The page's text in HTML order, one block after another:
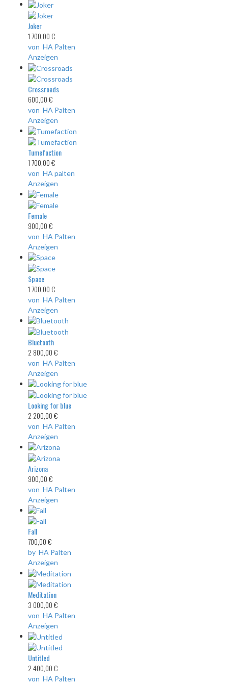
Joker
1 700,00 €
von HA Palten
Anzeigen
Crossroads
600,00 €
von HA Palten
Anzeigen
Tumefaction
1 700,00 €
von HA palten
Anzeigen
Female
900,00 €
von HA Palten
Anzeigen
Space
1 700,00 €
von HA Palten
Anzeigen
Bluetooth
2 800,00 €
von HA Palten
Anzeigen
Looking for blue
2 200,00 €
von HA Palten
Anzeigen
Arizona
900,00 €
von HA Palten
Anzeigen
Fall
700,00 €
by HA Palten
Anzeigen
Meditation
3 000,00 €
von HA Palten
Anzeigen
Untitled
2 400,00 €
von HA Palten